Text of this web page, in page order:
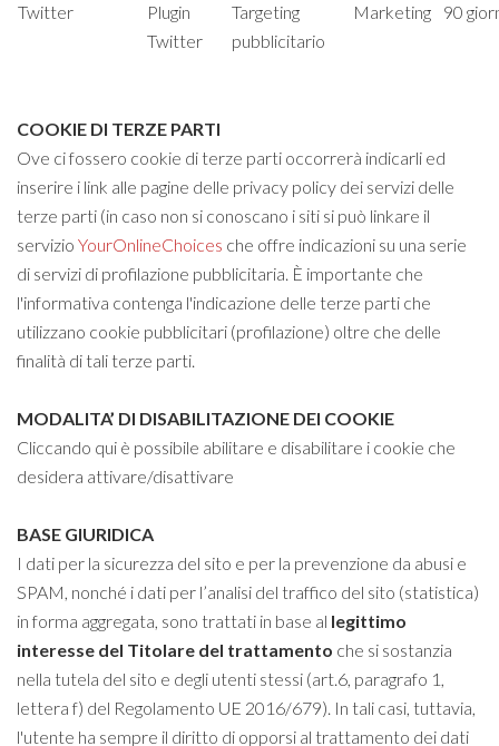
Twitter
Plugin
Twitter
Targeting
pubblicitario
Marketing 90
COOKIE DI TERZE PARTI
Ove ci fossero cookie di terze parti occorrerà indicarli ed
inserire i link alle pagine delle privacy policy dei servizi delle
terze parti (in caso non si conoscano i siti si può linkare il
servizio YourOnlineChoices che offre indicazioni su una serie
di servizi di profilazione pubblicitaria. È importante che
l'informativa contenga l'indicazione delle terze parti che
utilizzano cookie pubblicitari (profilazione) oltre che delle
finalità di tali terze parti.
MODALITA’ DI DISABILITAZIONE DEI COOKIE
Cliccando qui è possibile abilitare e disabilitare i cookie che
desidera attivare/disattivare
BASE GIURIDICA
I dati per la sicurezza del sito e per la prevenzione da abusi e
SPAM, nonché i dati per l’analisi del traffico del sito (statistica)
in forma aggregata, sono trattati in base al legittimo
interesse del Titolare del trattamento che si sostanzia
nella tutela del sito e degli utenti stessi (art.6, paragrafo 1,
lettera f) del Regolamento UE 2016/679). In tali casi, tuttavia,
l'utente ha sempre il diritto di opporsi al trattamento dei dati